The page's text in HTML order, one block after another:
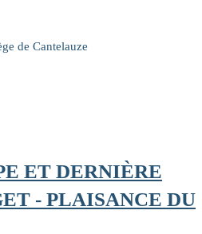
de Cantelauze
ET DERNIÈRE
- PLAISANCE DU